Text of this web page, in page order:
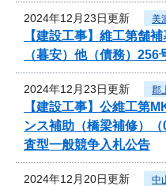
2024年12月23日更新 美
【建設工事】維工第舗
（暮安）他（債務）
2024年12月23日更新 郡
【建設工事】公維工第
ンス補助（橋梁補修）
査型一般競争入札公告
2024年12月20日更新 中